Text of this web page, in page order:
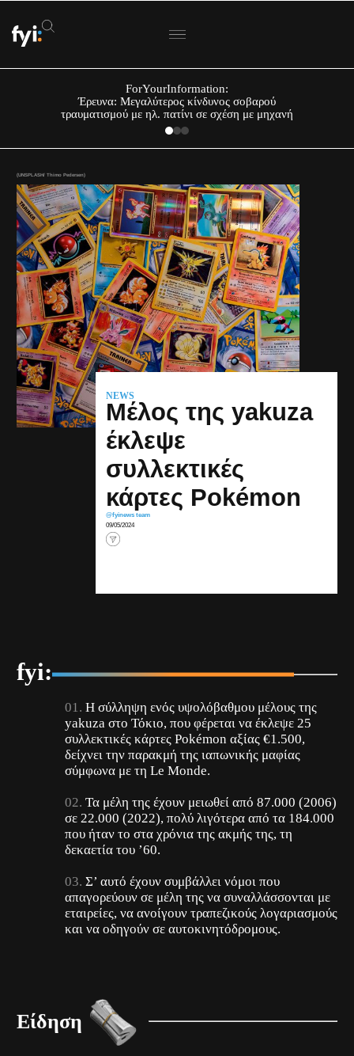
ForYourInformation:
Έρευνα: Μεγαλύτερος κίνδυνος σοβαρού
τραυματισμού με ηλ. πατίνι σε σχέση με μηχανή
(UNSPLASH/ Thimo Pedersen)
NEWS
Μέλος της yakuza
έκλεψε
συλλεκτικές
κάρτες Pokémon
@fyinews team
09/05/2024
fyi:
Η σύλληψη ενός υψολόβαθμου μέλους της
yakuza στο Τόκιο, που φέρεται να έκλεψε 25
συλλεκτικές κάρτες Pokémon αξίας €1.500,
δείχνει την παρακμή της ιαπωνικής μαφίας
σύμφωνα με τη Le Monde.
Τα μέλη της έχουν μειωθεί από 87.000 (2006)
σε 22.000 (2022), πολύ λιγότερα από τα 184.000
που ήταν το στα χρόνια της ακμής της, τη
δεκαετία του ’60.
Σ’ αυτό έχουν συμβάλλει νόμοι που
απαγορεύουν σε μέλη της να συναλλάσσονται με
εταιρείες, να ανοίγουν τραπεζικούς λογαριασμούς
και να οδηγούν σε αυτοκινητόδρομους.
Είδηση